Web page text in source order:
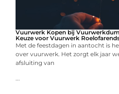
Vuurwerk Kopen bij
Keuze voor Vuurwerk
Met de feestdagen in aantocht is
over vuurwerk. Het zorgt elk jaar
afsluiting van
...